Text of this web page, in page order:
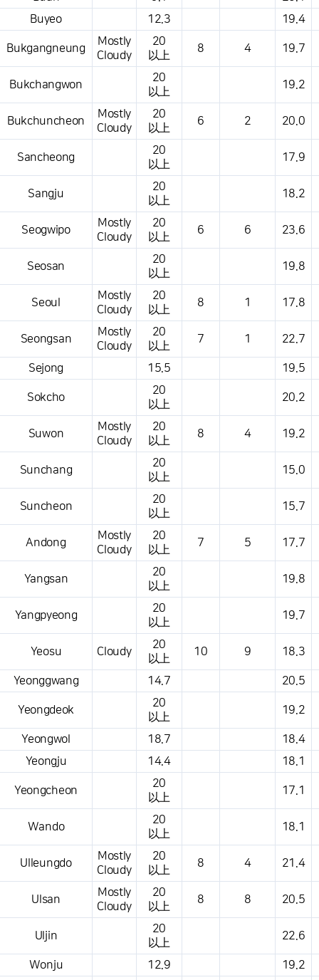
Buyeo
12.3 19.4
Bukgangneung
Mostly
Cloudy
20
以上
8 4 19.7
Bukchangwon
20
以上
19.2
Bukchuncheon
Mostly
Cloudy
20
以上
6 2 20.0
Sancheong
20
以上
17.9
Sangju
20
以上
18.2
Seogwipo
Mostly
Cloudy
20
以上
6 6 23.6
Seosan
20
以上
19.8
Seoul
Mostly
Cloudy
20
以上
8 1 17.8
Seongsan
Mostly
Cloudy
20
以上
7 1 22.7
Sejong 15.5 19.5
Sokcho
20
以上
20.2
Suwon
Mostly
Cloudy
20
以上
8 4 19.2
Sunchang
20
以上
15.0
Suncheon
20
以上
15.7
Andong
Mostly
Cloudy
20
以上
7 5 17.7
Yangsan
20
以上
19.8
Yangpyeong
20
以上
19.7
Yeosu Cloudy
20
以上
10 9 18.3
Yeonggwang 14.7 20.5
Yeongdeok
20
以上
19.2
Yeongwol 18.7
18.4
Yeongju
14.4 18.1
Yeongcheon
20
以上
17.1
Wando
20
以上
18.1
Ulleungdo
Mostly
Cloudy
20
以上
8 4 21.4
Ulsan
Mostly
Cloudy
20
以上
8 8 20.5
Uljin
20
以上
22.6
Wonju 12.9 19.2